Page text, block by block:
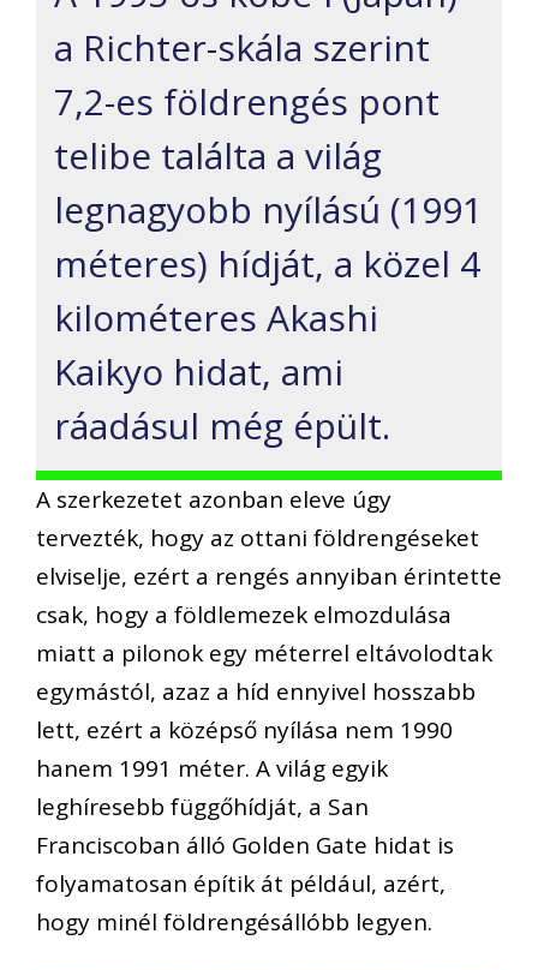
a Richter-skála szerint
7,2-es földrengés pont
telibe találta a világ
legnagyobb nyílású (1991
méteres) hídját, a közel 4
kilométeres Akashi
Kaikyo hidat, ami
ráadásul még épült.
A szerkezetet azonban eleve úgy
tervezték, hogy az ottani földrengéseket
elviselje, ezért a rengés annyiban érintette
csak, hogy a földlemezek elmozdulása
miatt a pilonok egy méterrel eltávolodtak
egymástól, azaz a híd ennyivel hosszabb
lett, ezért a középső nyílása nem 1990
hanem 1991 méter. A világ egyik
leghíresebb függőhídját, a San
Franciscoban álló Golden Gate hidat is
folyamatosan építik át például, azért,
hogy minél földrengésállóbb legyen.